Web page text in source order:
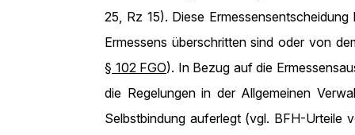
25, Rz 15). Diese
Ermessens überschritten sind oder von
§ 102 FGO). In Bezug auf die
die Regelungen in der Allgemeinen
Selbstbindung auferlegt (vgl. BFH-Urteile